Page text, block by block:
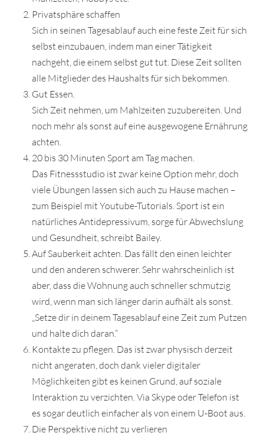
Privatsphäre schaffen
Sich in seinen Tagesablauf auch eine feste Zeit für sich
selbst einzubauen, indem man einer Tätigkeit
nachgeht, die einem selbst gut tut. Diese Zeit sollten
alle Mitglieder des Haushalts für sich bekommen.
Gut Essen.
Sich Zeit nehmen, um Mahlzeiten zuzubereiten. Und
noch mehr als sonst auf eine ausgewogene Ernährung
achten.
20 bis 30 Minuten Sport am Tag machen.
Das Fitnessstudio ist zwar keine Option mehr, doch
viele Übungen lassen sich auch zu Hause machen –
zum Beispiel mit Youtube-Tutorials. Sport ist ein
natürliches Antidepressivum, sorge für Abwechslung
und Gesundheit, schreibt Bailey.
Auf Sauberkeit achten. Das fällt den einen leichter
und den anderen schwerer. Sehr wahrscheinlich ist
aber, dass die Wohnung auch schneller schmutzig
wird, wenn man sich länger darin aufhält als sonst.
„Setze dir in deinem Tagesablauf eine Zeit zum Putzen
und halte dich daran.“
Kontakte zu pflegen. Das ist zwar physisch derzeit
nicht angeraten, doch dank vieler digitaler
Möglichkeiten gibt es keinen Grund, auf soziale
Interaktion zu verzichten. Via Skype oder Telefon ist
es sogar deutlich einfacher als von einem U-Boot aus.
Die Perspektive nicht zu verlieren